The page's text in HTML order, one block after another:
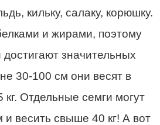
кильку, салаку, корюшку.
и жирами, поэтому
значительных
30-100 см они весят в
Отдельные семги могут
и весить свыше 40 кг! А вот